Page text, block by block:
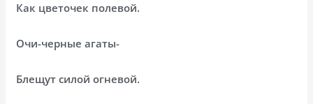
Как цветочек полевой.
Очи-черные агаты-
Блещут силой огневой.